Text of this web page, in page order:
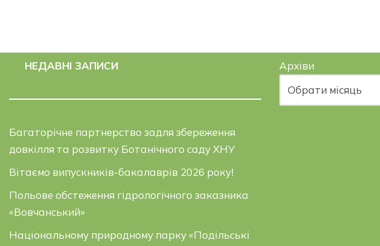
НЕДАВНІ ЗАПИСИ
Багаторічне партнерство задля збереження
довкілля та розвитку Ботанічного саду ХНУ
Вітаємо випускників-бакалаврів 2026 року!
Польове обстеження гідрологічного заказника
«Вовчанський»
Національному природному парку «Подільські
Архіви